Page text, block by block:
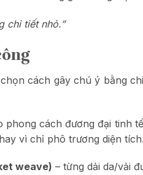
chi tiết nhỏ.”
cách gây chú ý bằng
phong cách đương đại tinh
vì chỉ phô trương diện tích.
weave) – từng dải da/vải